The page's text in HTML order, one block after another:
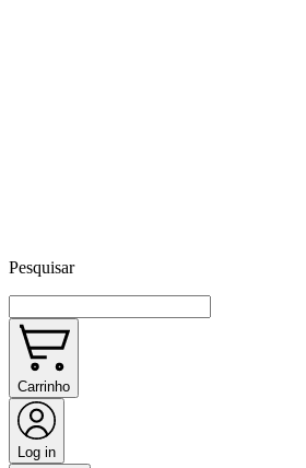
Pesquisar
Carrinho
Log in